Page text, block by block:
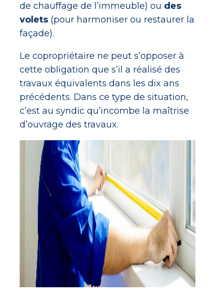
de chauffage de l’immeuble) ou des
volets (pour harmoniser ou restaurer la
façade).
Le copropriétaire ne peut s’opposer à
cette obligation que s’il a réalisé des
travaux équivalents dans les dix ans
précédents. Dans ce type de situation,
c’est au syndic qu’incombe la maîtrise
d’ouvrage des travaux.